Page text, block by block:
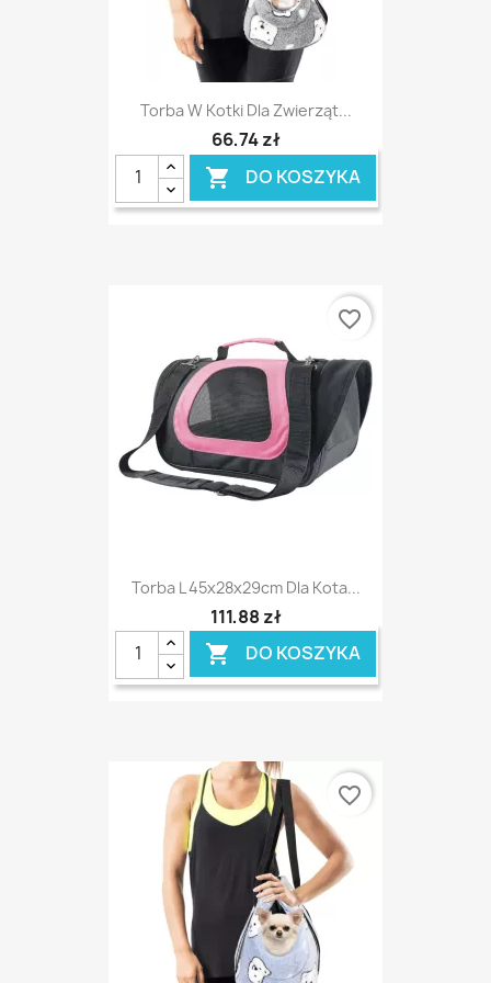
Torba W Kotki Dla Zwierząt...
66,74 zł
 DO KOSZYKA
Torba L 45x28x29cm Dla Kota...
111,88 zł
 DO KOSZYKA
favorite_border
favorite_border